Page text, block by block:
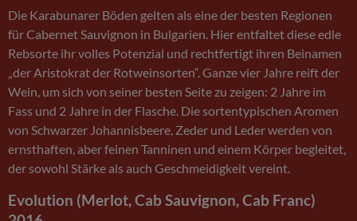
Die Karabunarer Böden gelten als eine der besten Regionen
für Cabernet Sauvignon in Bulgarien. Hier entfaltet diese edle
Rebsorte ihr volles Potenzial und rechtfertigt ihren Beinamen
„der Aristokrat der Rotweinsorten“. Ganze vier Jahre reift der
Wein, um sich von seiner besten Seite zu zeigen: 2 Jahre im
Fass und 2 Jahre in der Flasche. Die sortentypischen Aromen
von Schwarzer Johannisbeere, Zeder und Leder werden von
ernsthaften, aber feinen Tanninen und einem Körper begleitet,
der sowohl Stärke als auch Geschmeidigkeit vereint.
Evolution (Merlot, Cab Sauvignon, Cab Franc)